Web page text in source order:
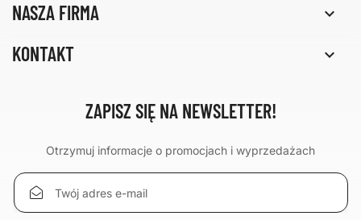
NASZA FIRMA 
KONTAKT 
ZAPISZ SIĘ NA NEWSLETTER!
Otrzymuj informacje o promocjach i wyprzedażach